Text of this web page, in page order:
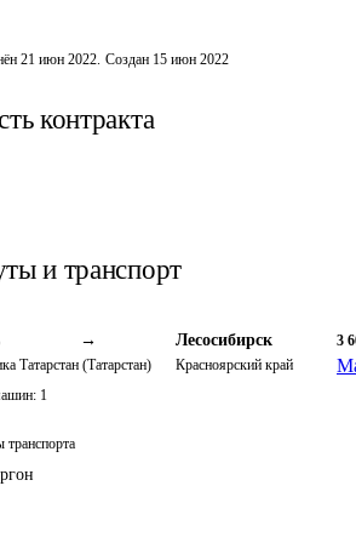
21 июн 2022. Создан 15 июн 2022
контракта
и транспорт
→
Татарстан (Татарстан)
Лесосибирск
Красноярский край
3
1
транспорта